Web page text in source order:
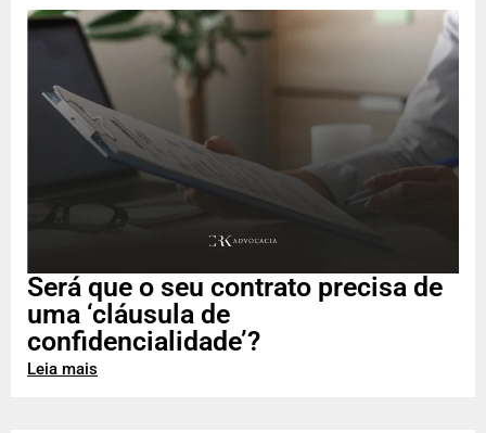
Será que o seu contrato precisa de
uma ‘cláusula de
confidencialidade’?
Leia mais